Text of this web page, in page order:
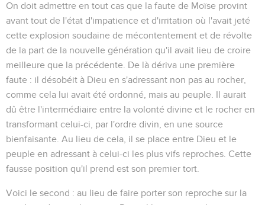
On doit admettre en tout cas que la faute de Moïse provint
avant tout de l'état d'impatience et d'irritation où l'avait jeté
cette explosion soudaine de mécontentement et de révolte
de la part de la nouvelle génération qu'il avait lieu de croire
meilleure que la précédente. De là dériva une première
faute : il désobéit à Dieu en s'adressant non pas au rocher
comme cela lui avait été ordonné, mais au peuple. Il aurait
dû être l'intermédiaire entre la volonté divine et le rocher en
transformant celui-ci, par l'ordre divin, en une source
bienfaisante. Au lieu de cela, il se place entre Dieu et le
peuple en adressant à celui-ci les plus vifs reproches. Cette
fausse position qu'il prend est son premier tort.
Voici le second : au lieu de faire porter son reproche sur la